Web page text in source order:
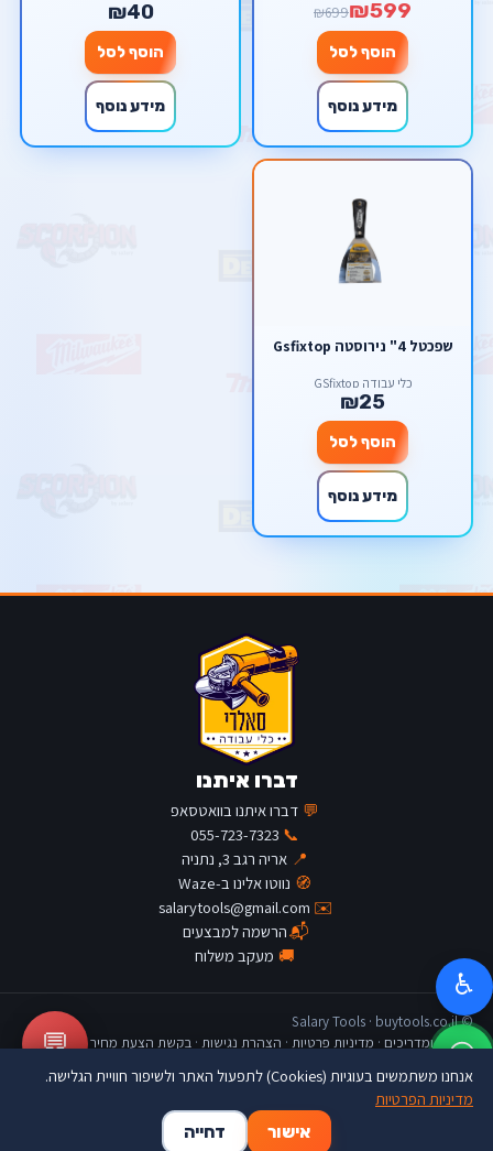
₪599
₪699
הוסף לסל
מידע נוסף
₪40
הוסף לסל
מידע נוסף
שפכטל 4" נירוסטה Gsfixtop
כלי עבודה GSfixtop
₪25
הוסף לסל
מידע נוסף
דברו איתנו
💬 דברו איתנו בוואטסאפ
📞
055-723-7323
📍 אריה רגב 3, נתניה
🧭 נווטו אלינו ב-Waze
✉️
salarytools@gmail.com
📬הרשמה למבצעים
🚚 מעקב משלוח
© Salary Tools · buytools.co.il
כתבות ומדריכים · מדיניות פרטיות · הצהרת נגישות · בקשת הצעת מחיר 💬
♿
🛒
אנחנו משתמשים בעוגיות (Cookies) לתפעול האתר ולשיפור חוויית הגלישה.
מדיניות הפרטיות
אישור
דחייה